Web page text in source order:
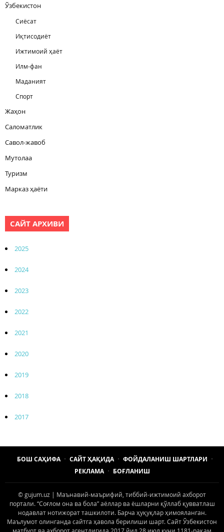
Ўзбекистон
Сиёсат
Иқтисодиёт
Ижтимоий ҳаёт
Илм-фан
Маданият
Спорт
Жаҳон
Саломатлик
Савол-жавоб
Мутолаа
Туризм
Марказ ҳаёти
САЙТ АРХИВИ
2025
2024
2023
2022
2021
2020
2019
2018
2017
БОШ САҲИФА САЙТ ҲАҚИДА
ФОЙДАЛАНИШ ШАРТЛАРИ
РЕКЛАМА
БОҒЛАНИШ
© gujum.uz | Маънавий-маърифий, тиббий-ижтимоий ахборот
портали. “Соғлом она ва бола” аёллар ва ёшларни қўллаб қувватлаш
нодавлат нотижорат ташкилоти. Барча ҳуқуқлар ҳимояланган.
Маълумот олинганда сайтга ҳавола берилиши шарт. Сайт Ўзбекистон
матбуот ва ахборот агентлигида 2017 йил 28 июл куни 1181-рақам